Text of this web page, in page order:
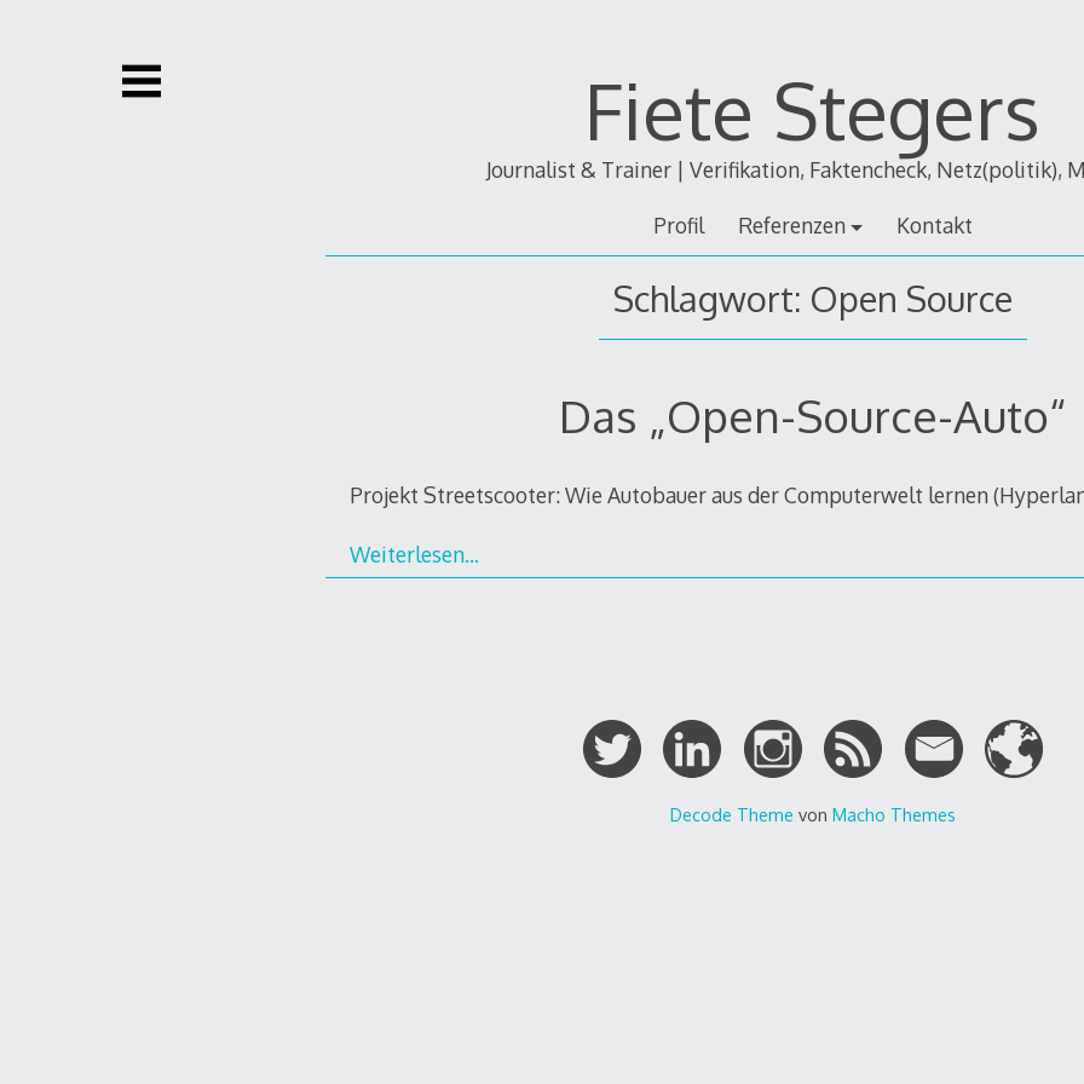
Fiete Stegers
Journalist & Trainer | Verifikation, Faktencheck, Netz(politik),
Profil Referenzen Kontakt
Schlagwort: Open Source
Das „Open-Source-Auto“
Projekt Streetscooter: Wie Autobauer aus der Computerwelt lernen
Weiterlesen…
Decode Theme von Macho Themes